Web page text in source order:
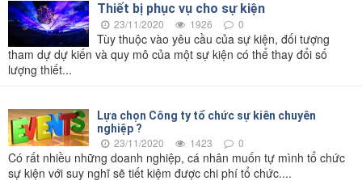
Thiết bị phục vụ cho sự kiện
23/11/2020 1926 0
Tùy thuộc vào yêu cầu của sự kiện, đối tượng
tham dự dự kiến ​​và quy mô của một sự kiện có thể thay đổi số
lượng thiết...
Lựa chọn Công ty tổ chức sự kiên chuyên
nghiệp ?
23/11/2020 1423 0
Có rất nhiều những doanh nghiệp, cá nhân muốn tự mình tổ chức
sự kiện với suy nghĩ sẽ tiết kiệm được chi phí tổ chức....